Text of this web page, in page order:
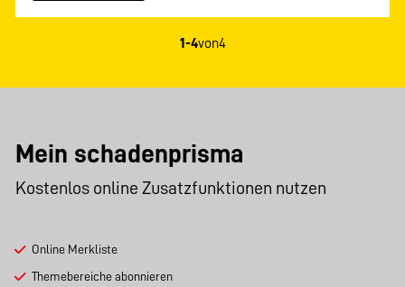
1-4von4
Mein schadenprisma
Kostenlos online Zusatzfunktionen nutzen
Online Merkliste
Themebereiche abonnieren